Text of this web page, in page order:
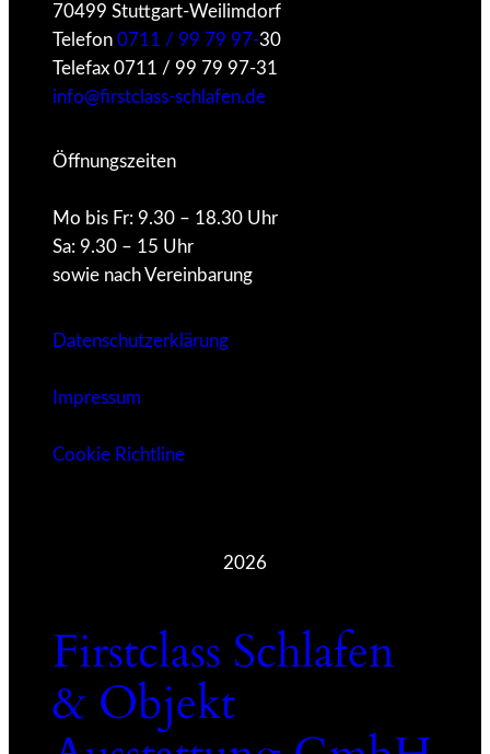
70499 Stuttgart-Weilimdorf
Telefon 0711 / 99 79 97-30
Telefax 0711 / 99 79 97-31
info@firstclass-schlafen.de
Öffnungszeiten
Mo bis Fr: 9.30 – 18.30 Uhr
Sa: 9.30 – 15 Uhr
sowie nach Vereinbarung
Datenschutzerklärung
Impressum
Cookie Richtline
2026
Firstclass Schlafen
& Objekt